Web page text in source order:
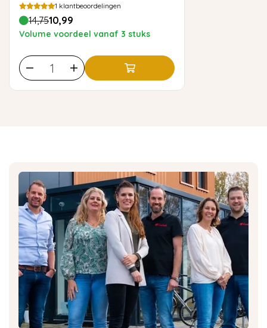
1 klantbeoordelingen
14,7510,99
Volume voordeel vanaf 3 stuks